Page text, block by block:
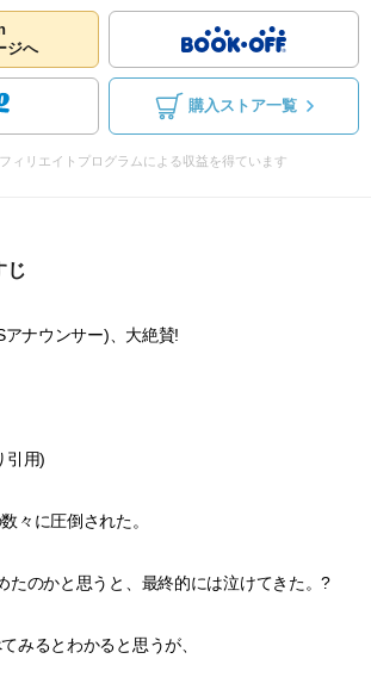
ジへ
購入ストア一覧
ィリエイトプログラムによる収益を得ています
じ
ナウンサー)、大絶賛!
引用)
々に圧倒された。
たのかと思うと、最終的には泣けてきた。?
みるとわかると思うが、